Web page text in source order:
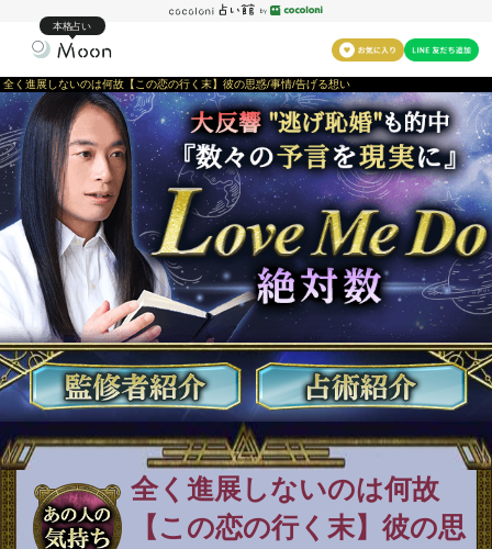
本格占い
全く進展しないのは何故【この恋の行く末】彼の思惑/事情/告げる想い
全く進展しないのは何故
【この恋の行く末】彼の思